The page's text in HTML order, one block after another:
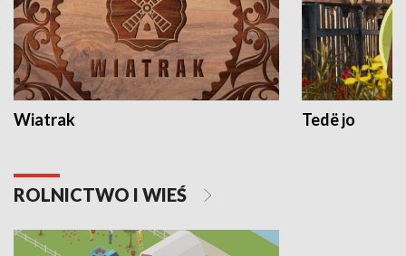
Wiatrak Tedë jo
ROLNICTWO I WIEŚ